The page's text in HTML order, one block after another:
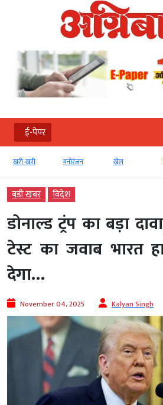
ई-पेपर
मनोरंजन खेल
बड़ी खबर विदेश
डोनाल्ड ट्रंप का बड़ा
टेस्ट का जवाब भारत
देगा…
November 04, 2025 Kalyan Singh